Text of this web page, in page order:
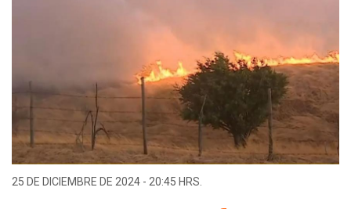
25 DE DICIEMBRE DE 2024 - 20:45 HRS.